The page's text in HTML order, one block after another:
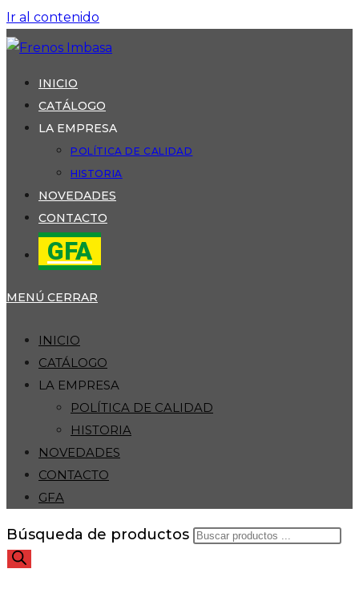
Ir al contenido
INICIO
CATÁLOGO
LA EMPRESA
POLÍTICA DE CALIDAD
HISTORIA
NOVEDADES
CONTACTO
GFA
MENÚ CERRAR
INICIO
CATÁLOGO
LA EMPRESA
POLÍTICA DE CALIDAD
HISTORIA
NOVEDADES
CONTACTO
GFA
Búsqueda de productos